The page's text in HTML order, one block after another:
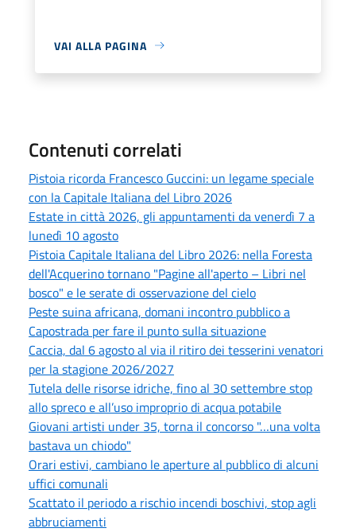
VAI ALLA PAGINA
Contenuti correlati
Pistoia ricorda Francesco Guccini: un legame speciale
con la Capitale Italiana del Libro 2026
Estate in città 2026, gli appuntamenti da venerdì 7 a
lunedì 10 agosto
Pistoia Capitale Italiana del Libro 2026: nella Foresta
dell'Acquerino tornano "Pagine all'aperto – Libri nel
bosco" e le serate di osservazione del cielo
Peste suina africana, domani incontro pubblico a
Capostrada per fare il punto sulla situazione
Caccia, dal 6 agosto al via il ritiro dei tesserini venatori
per la stagione 2026/2027
Tutela delle risorse idriche, fino al 30 settembre stop
allo spreco e all’uso improprio di acqua potabile
Giovani artisti under 35, torna il concorso "…una volta
bastava un chiodo"
Orari estivi, cambiano le aperture al pubblico di alcuni
uffici comunali
Scattato il periodo a rischio incendi boschivi, stop agli
abbruciamenti